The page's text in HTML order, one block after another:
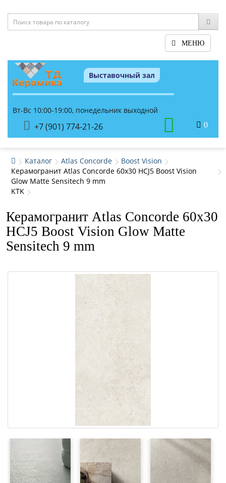
МЕНЮ
Выставочный зал
Вт-Вс 10:00-19:00, понедельник выходной
+7 (901) 774-21-26 0
Каталог Atlas Concorde
Boost Vision
Керамогранит Atlas Concorde 60x30 HCJ5 Boost Vision
Glow Matte Sensitech 9 mm
KTK
Керамогранит Atlas Concorde 60x30
HCJ5 Boost Vision Glow Matte
Sensitech 9 mm